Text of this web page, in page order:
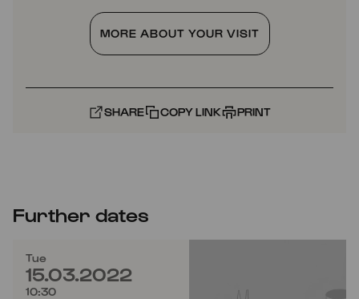
MORE ABOUT YOUR VISIT
SHARE COPY LINK PRINT
Further dates
Tue
15.03.2022
10:30